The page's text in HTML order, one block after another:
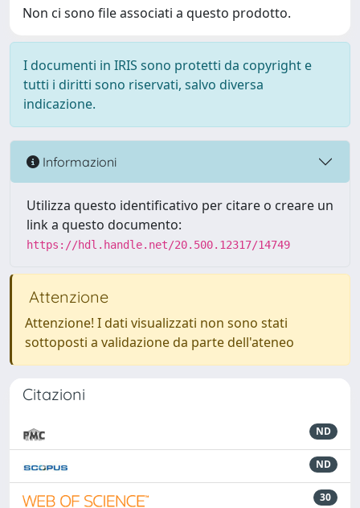
Non ci sono file associati a questo prodotto.
I documenti in IRIS sono protetti da copyright e
tutti i diritti sono riservati, salvo diversa
indicazione.
Informazioni
Utilizza questo identificativo per citare o creare un
link a questo documento:
https://hdl.handle.net/20.500.12317/14749
Attenzione
Attenzione! I dati visualizzati non sono stati
sottoposti a validazione da parte dell'ateneo
Citazioni
ND
ND
30